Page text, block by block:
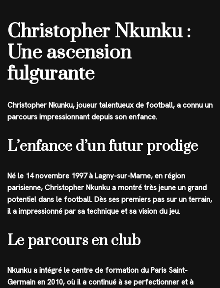
Christopher Nkunku :
Une ascension
fulgurante
Christopher Nkunku, joueur talentueux de football, a connu un
parcours impressionnant depuis son enfance.
L’enfance d’un futur prodige
Né le 14 novembre 1997 à Lagny-sur-Marne, en région
parisienne, Christopher Nkunku a montré très jeune un grand
potentiel dans le football. Dès ses premiers pas sur un terrain,
il a impressionné par sa technique et sa vision du jeu.
Le parcours en club
Nkunku a intégré le centre de formation du Paris Saint-
Germain en 2010, où il a continué à se perfectionner et à